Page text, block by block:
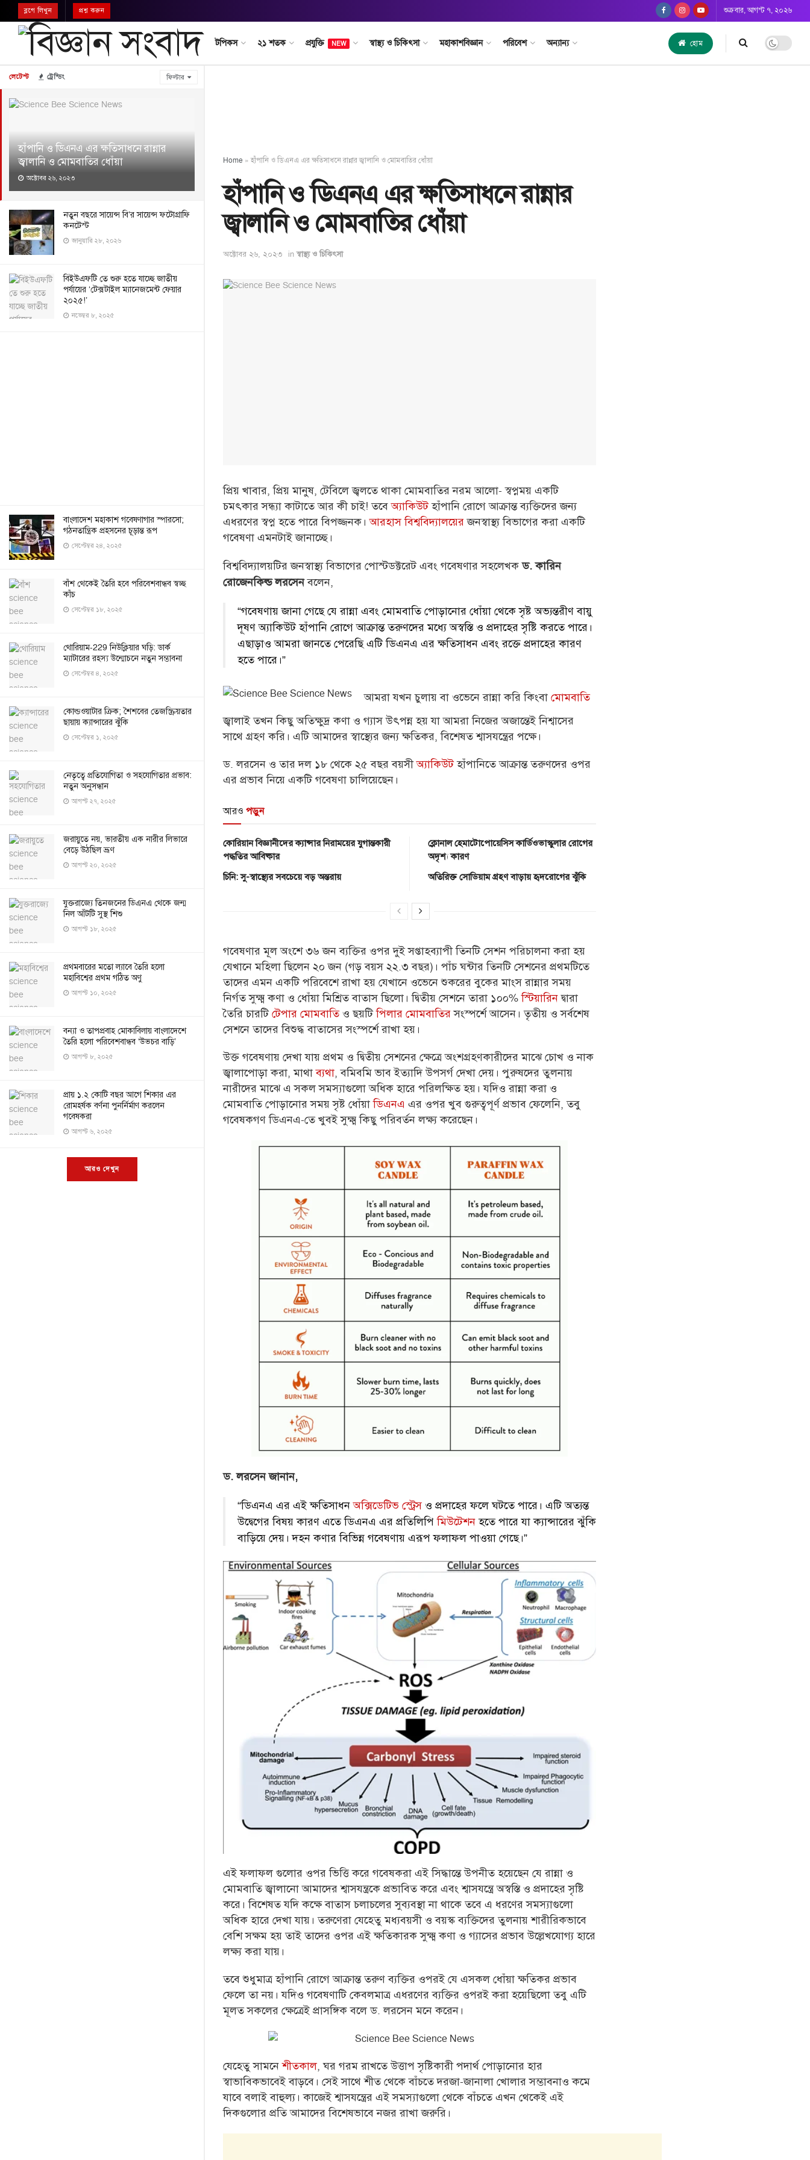
লেটেস্ট ট্রেন্ডিং ফিল্টার
হাঁপানি ও ডিএনএ এর ক্ষতিসাধনে রান্নার
জ্বালানি ও মোমবাতির ধোঁয়া
অক্টোবর ২৬, ২০২৩
নতুন বছরে সায়েন্স বি’র সায়েন্স ফটোগ্রাফি
কনটেস্ট
জানুয়ারি ২৮, ২০২৬
বিইউএফটি তে শুরু হতে যাচ্ছে জাতীয়
পর্যায়ের ‘টেক্সটাইল ম্যানেজমেন্ট ফেয়ার
২০২৫!’
নভেম্বর ৮, ২০২৫
বাংলাদেশ মহাকাশ গবেষণাগার স্পারসো;
গঠনতান্ত্রিক প্রহসনের চূড়ান্ত রূপ
সেপ্টেম্বর ২৪, ২০২৫
বাঁশ থেকেই তৈরি হবে পরিবেশবান্ধব স্বচ্ছ
কাঁচ
সেপ্টেম্বর ১৮, ২০২৫
থোরিয়াম-229 নিউক্লিয়ার ঘড়ি: ডার্ক
ম্যাটারের রহস্য উন্মোচনে নতুন সম্ভাবনা
সেপ্টেম্বর ৪, ২০২৫
কোল্ডওয়াটার ক্রিক; শৈশবের তেজস্ক্রিয়তার
ছায়ায় ক্যান্সারের ঝুঁকি
সেপ্টেম্বর ১, ২০২৫
নেতৃত্বে প্রতিযোগিতা ও সহযোগিতার প্রভাব:
নতুন অনুসন্ধান
আগস্ট ২৭, ২০২৫
জরায়ুতে নয়, ভারতীয় এক নারীর লিভারে
বেড়ে উঠছিল ভ্রূণ
আগস্ট ২০, ২০২৫
যুক্তরাজ্যে তিনজনের ডিএনএ থেকে জন্ম
নিল আঁটটি সুস্থ শিশু
আগস্ট ১৮, ২০২৫
প্রথমবারের মতো ল্যাবে তৈরি হলো
মহাবিশ্বের প্রথম গঠিত অণু
আগস্ট ১০, ২০২৫
বন্যা ও তাপপ্রবাহ মোকাবিলায় বাংলাদেশে
তৈরি হলো পরিবেশবান্ধব ‘উভচর বাড়ি’
আগস্ট ৮, ২০২৫
প্রায় ১.২ কোটি বছর আগে শিকার এর
রোমহর্ষক বর্ণনা পুনর্নির্মাণ করলেন
গবেষকরা
আগস্ট ৬, ২০২৫
আরও দেখুন
ব্লগে লিখুন প্রশ্ন করুন শুক্রবার, আগস্ট ৭, ২০২৬
টপিকস ২১ শতক প্রযুক্তি NEW স্বাস্থ্য ও চিকিৎসা মহাকাশবিজ্ঞান পরিবেশ অন্যান্য হোম
Home »হাঁপানি ও ডিএনএ এর ক্ষতিসাধনে রান্নার জ্বালানি ও মোমবাতির ধোঁয়া
হাঁপানি ও ডিএনএ এর ক্ষতিসাধনে রান্নার
জ্বালানি ও মোমবাতির ধোঁয়া
অক্টোবর ২৬, ২০২৩ in স্বাস্থ্য ও চিকিৎসা
প্রিয় খাবার, প্রিয় মানুষ, টেবিলে জ্বলতে থাকা মোমবাতির নরম আলো- স্বপ্নময় একটি
চমৎকার সন্ধ্যা কাটাতে আর কী চাই!তবেঅ্যাকিউটহাঁপানি রোগে আক্রান্ত ব্যক্তিদের জন্য
এধরণের স্বপ্ন হতে পারে বিপজ্জনক।আরহাস বিশ্ববিদ্যালয়েরজনস্বাস্থ্য বিভাগের করা একটি
গবেষণা এমনটাই জানাচ্ছে।
বিশ্ববিদ্যালয়টির জনস্বাস্থ্য বিভাগের পোস্টডক্টরেট এবং গবেষণার সহলেখকড. কারিন
রোজেনকিল্ড লরসেনবলেন,
“গবেষণায় জানা গেছে যে রান্না এবং মোমবাতি পোড়ানোর ধোঁয়া থেকে সৃষ্ট অভ্যন্তরীণ বায়ু
দূষণ অ্যাকিউট হাঁপানি রোগে আক্রান্ত তরুণদের মধ্যে অস্বস্তি ও প্রদাহের সৃষ্টি করতে পারে।
এছাড়াও আমরা জানতে পেরেছি এটি ডিএনএ এর ক্ষতিসাধন এবং রক্তে প্রদাহের কারণ
হতে পারে।”
আমরা যখন চুলায় বা ওভেনে রান্না করি কিংবা মোমবাতি
জ্বালাই তখন কিছু অতিক্ষুদ্র কণা ও গ্যাস উৎপন্ন হয় যা আমরা নিজের অজান্তেই নিশ্বাসের
সাথে গ্রহণ করি। এটি আমাদের স্বাস্থ্যের জন্য ক্ষতিকর, বিশেষত শ্বাসযন্ত্রের পক্ষে।
ড. লরসেন ও তার দল ১৮ থেকে ২৫ বছর বয়সীঅ্যাকিউটহাঁপানিতে আক্রান্ত তরুণদের ওপর
এর প্রভাব নিয়ে একটি গবেষণা চালিয়েছেন।
আরও পড়ুন
কোরিয়ান বিজ্ঞানীদের ক্যান্সার নিরাময়ের যুগান্তকারী
পদ্ধতির আবিষ্কার
চিনি: সু-স্বাস্থ্যের সবচেয়ে বড় অন্তরায়
ক্লোনাল হেমাটোপোয়েসিস কার্ডিওভাস্কুলার রোগের
অদৃশ্য কারণ
অতিরিক্ত সোডিয়াম গ্রহণ বাড়ায় হৃদরোগের ঝুঁকি
গবেষণার মূল অংশে ৩৬ জন ব্যক্তির ওপর দুই সপ্তাহব্যাপী তিনটি সেশন পরিচালনা করা হয়
যেখানে মহিলা ছিলেন ২০ জন (গড় বয়স ২২.৩ বছর)। পাঁচ ঘন্টার তিনটি সেশনের প্রথমটিতে
তাদের এমন একটি পরিবেশে রাখা হয় যেখানে ওভেনে শুকরের বুকের মাংস রান্নার সময়
নির্গত সুক্ষ্ম কণা ও ধোঁয়া মিশ্রিত বাতাস ছিলো।দ্বিতীয় সেশনে তারা ১০০%স্টিয়ারিনদ্বারা
তৈরি চারটিটেপার মোমবাতিও ছয়টিপিলার মোমবাতিরসংস্পর্শে আসেন।তৃতীয় ও সর্বশেষ
সেশনে তাদের বিশুদ্ধ বাতাসের সংস্পর্শে রাখা হয়।
উক্ত গবেষণায় দেখা যায় প্রথম ও দ্বিতীয় সেশনের ক্ষেত্রে অংশগ্রহণকারীদের মাঝে চোখ ও নাক
জ্বালাপোড়া করা, মাথাব্যথা, বমিবমি ভাব ইত্যাদি উপসর্গ দেখা দেয়। পুরুষদের তুলনায়
নারীদের মাঝে এ সকল সমস্যাগুলো অধিক হারে পরিলক্ষিতহয়।যদিও রান্না করা ও
মোমবাতি পোড়ানোর সময় সৃষ্ট ধোঁয়াডিএনএ এর ওপর খুব গুরুত্বপূর্ণ প্রভাব ফেলেনি, তবু
গবেষকগণ ডিএনএ-তে খুবই সুক্ষ্ম কিছু পরিবর্তন লক্ষ্য করেছেন।
ড. লরসেন জানান,
“ডিএনএ এর এই ক্ষতিসাধনঅক্সিডেটিভ স্ট্রেসও প্রদাহের ফলে ঘটতে পারে। এটি অত্যন্ত
উদ্বেগের বিষয় কারণ এতে ডিএনএ এর প্রতিলিপিমিউটেশনহতে পারে যা ক্যান্সারের ঝুঁকি
বাড়িয়ে দেয়। দহন কণার বিভিন্ন গবেষণায় এরূপ ফলাফল পাওয়া গেছে।”
এই ফলাফল গুলোর ওপর ভিত্তি করে গবেষকরা এই সিদ্ধান্তে উপনীত হয়েছেন যে রান্না ও
মোমবাতি জ্বালানো আমাদের শ্বাসযন্ত্রকে প্রভাবিত করে এবং শ্বাসযন্ত্রে অস্বস্তি ও প্রদাহের সৃষ্টি
করে। বিশেষত যদি কক্ষে বাতাস চলাচলের সুব্যবস্থা না থাকে তবে এ ধরণের সমস্যাগুলো
অধিক হারে দেখা যায়। তরুণেরা যেহেতু মধ্যবয়সী ও বয়স্ক ব্যক্তিদের তুলনায় শারীরিকভাবে
বেশি সক্ষম হয় তাই তাদের ওপর এই ক্ষতিকারক সুক্ষ্ম কণা ও গ্যাসের প্রভাব উল্লেখযোগ্য হারে
লক্ষ্য করা যায়।
তবে শুধুমাত্র হাঁপানি রোগে আক্রান্ত তরুণ ব্যক্তির ওপরই যে এসকল ধোঁয়া ক্ষতিকর প্রভাব
ফেলে তা নয়। যদিও গবেষণাটি কেবলমাত্র এধরণের ব্যক্তির ওপরই করা হয়েছিলো তবু এটি
মূলত সকলের ক্ষেত্রেই প্রাসঙ্গিক বলে ড. লরসেন মনে করেন।
যেহেতু সামনেশীতকাল, ঘর গরম রাখতে উত্তাপ সৃষ্টিকারী পদার্থ পোড়ানোর হার
স্বাভাবিকভাবেই বাড়বে। সেই সাথে শীত থেকে বাঁচতে দরজা-জানালা খোলার সম্ভাবনাও কমে
যাবে বলাই বাহুল্য। কাজেই শ্বাসযন্ত্রের এই সমস্যাগুলো থেকে বাঁচতে এখন থেকেই এই
দিকগুলোর প্রতি আমাদের বিশেষভাবে নজর রাখা জরুরি।